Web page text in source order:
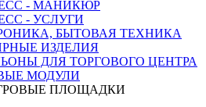
- МАНИКЮР
- УСЛУГИ
БЫТОВАЯ ТЕХНИКА
ИЗДЕЛИЯ
ДЛЯ ТОРГОВОГО ЦЕНТРА
МОДУЛИ
ПЛОЩАДКИ